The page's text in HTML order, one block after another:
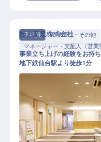
正社員
管理部門・その他
マネージャー・支配人（営業
松月産業株式会社
事業立ち上げの経験をお持
地下鉄仙台駅より徒歩1分